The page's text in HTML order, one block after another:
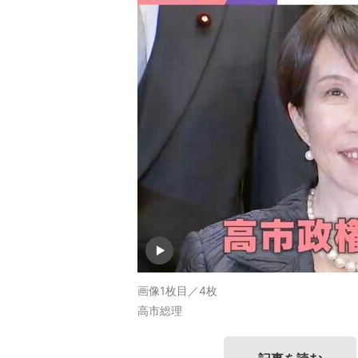
画像1枚目／4枚
高市総理